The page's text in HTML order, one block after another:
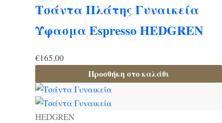
Τσάντα Πλάτης Γυναικεία
Ύφασμα Espresso HEDGREN
€165,00
Προσθήκη στο καλάθι
HEDGREN